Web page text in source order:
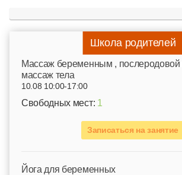
Школа родителей
Mассаж беременным ,
массаж тела
10.08 10:00-17:00
Свободных мест: 1
Записаться на занятие
Йога для беременных